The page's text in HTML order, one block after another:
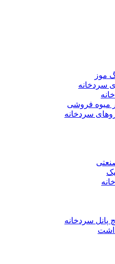
موز
سردخانه
میوه فروشی
سردخانه
پانل سردخانه